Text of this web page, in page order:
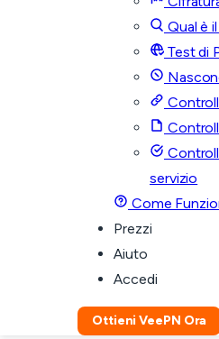
Qual è
Test di
servizio
Come
Prezzi
Aiuto
Accedi
Ottieni VeePN Ora